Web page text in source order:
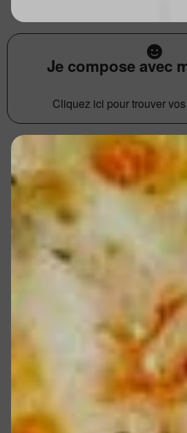
Je compose avec
Cliquez ici pour trouver